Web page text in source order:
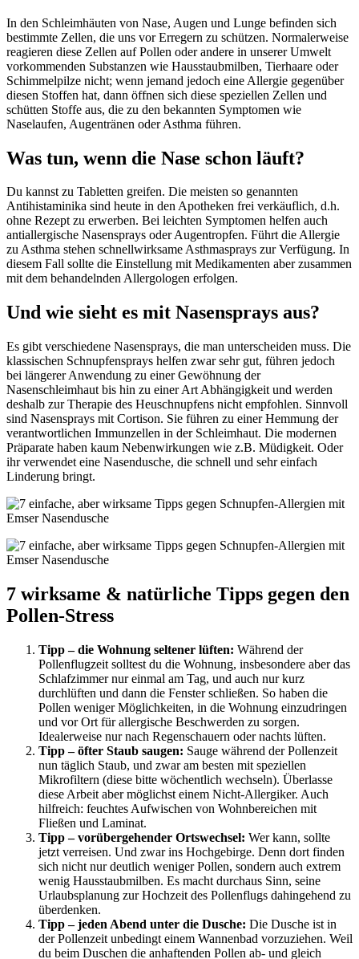
In den Schleimhäuten von Nase, Augen und Lunge befinden sich
bestimmte Zellen, die uns vor Erregern zu schützen. Normalerweise
reagieren diese Zellen auf Pollen oder andere in unserer Umwelt
vorkommenden Substanzen wie Hausstaubmilben, Tierhaare oder
Schimmelpilze nicht; wenn jemand jedoch eine Allergie gegenüber
diesen Stoffen hat, dann öffnen sich diese speziellen Zellen und
schütten Stoffe aus, die zu den bekannten Symptomen wie
Naselaufen, Augentränen oder Asthma führen.
Was tun, wenn die Nase schon läuft?
Du kannst zu Tabletten greifen. Die meisten so genannten
Antihistaminika sind heute in den Apotheken frei verkäuflich, d.h.
ohne Rezept zu erwerben. Bei leichten Symptomen helfen auch
antiallergische Nasensprays oder Augentropfen. Führt die Allergie
zu Asthma stehen schnellwirksame Asthmasprays zur Verfügung. In
diesem Fall sollte die Einstellung mit Medikamenten aber zusammen
mit dem behandelnden Allergologen erfolgen.
Und wie sieht es mit Nasensprays aus?
Es gibt verschiedene Nasensprays, die man unterscheiden muss. Die
klassischen Schnupfensprays helfen zwar sehr gut, führen jedoch
bei längerer Anwendung zu einer Gewöhnung der
Nasenschleimhaut bis hin zu einer Art Abhängigkeit und werden
deshalb zur Therapie des Heuschnupfens nicht empfohlen. Sinnvoll
sind Nasensprays mit Cortison. Sie führen zu einer Hemmung der
verantwortlichen Immunzellen in der Schleimhaut. Die modernen
Präparate haben kaum Nebenwirkungen wie z.B. Müdigkeit. Oder
ihr verwendet eine Nasendusche, die schnell und sehr einfach
Linderung bringt.
7 wirksame & natürliche Tipps gegen den
Pollen-Stress
Tipp – die Wohnung seltener lüften: Während der
Pollenflugzeit solltest du die Wohnung, insbesondere aber das
Schlafzimmer nur einmal am Tag, und auch nur kurz
durchlüften und dann die Fenster schließen. So haben die
Pollen weniger Möglichkeiten, in die Wohnung einzudringen
und vor Ort für allergische Beschwerden zu sorgen.
Idealerweise nur nach Regenschauern oder nachts lüften.
Tipp – öfter Staub saugen: Sauge während der Pollenzeit
nun täglich Staub, und zwar am besten mit speziellen
Mikrofiltern (diese bitte wöchentlich wechseln). Überlasse
diese Arbeit aber möglichst einem Nicht-Allergiker. Auch
hilfreich: feuchtes Aufwischen von Wohnbereichen mit
Fließen und Laminat.
Tipp – vorübergehender Ortswechsel: Wer kann, sollte
jetzt verreisen. Und zwar ins Hochgebirge. Denn dort finden
sich nicht nur deutlich weniger Pollen, sondern auch extrem
wenig Hausstaubmilben. Es macht durchaus Sinn, seine
Urlaubsplanung zur Hochzeit des Pollenflugs dahingehend zu
überdenken.
Tipp – jeden Abend unter die Dusche: Die Dusche ist in
der Pollenzeit unbedingt einem Wannenbad vorzuziehen. Weil
du beim Duschen die anhaftenden Pollen ab- und gleich